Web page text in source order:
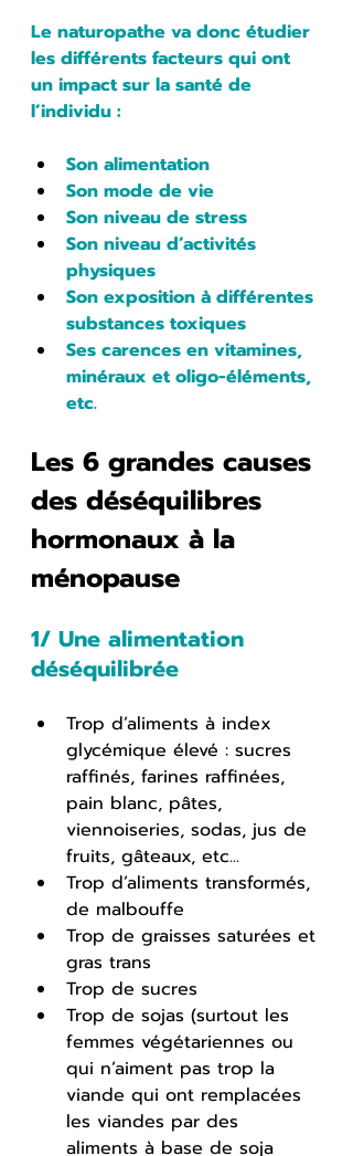
Le naturopathe va donc étudier
les différents facteurs qui ont
un impact sur la santé de
l’individu :
Son alimentation
Son mode de vie
Son niveau de stress
Son niveau d’activités
physiques
Son exposition à différentes
substances toxiques
Ses carences en vitamines,
minéraux et oligo-éléments,
etc.
Les 6 grandes causes
des déséquilibres
hormonaux à la
ménopause
1/ Une alimentation
déséquilibrée
Trop d’aliments à index
glycémique élevé : sucres
raffinés, farines raffinées,
pain blanc, pâtes,
viennoiseries, sodas, jus de
fruits, gâteaux, etc...
Trop d’aliments transformés,
de malbouffe
Trop de graisses saturées et
gras trans
Trop de sucres
Trop de sojas (surtout les
femmes végétariennes ou
qui n’aiment pas trop la
viande qui ont remplacées
les viandes par des
aliments à base de soja